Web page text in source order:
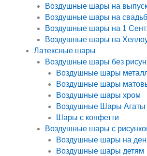
Воздушные шары на
Воздушные шары на
Воздушные шары на 1
Воздушные шары на
Латексные шары
Воздушные шары без
Воздушные шары
Воздушные шары
Воздушные шары хром
Воздушные Шары Агаты
Шары с конфетти
Воздушные шары с
Воздушные шары на
Воздушные шары детям